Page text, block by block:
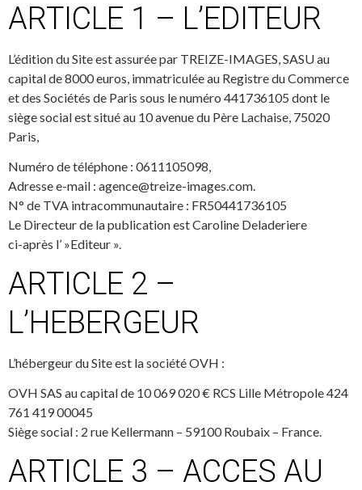
ARTICLE 1 – L’EDITEUR
L’édition du Site est assurée par TREIZE-IMAGES, SASU au
capital de 8000 euros, immatriculée au Registre du Commerce
et des Sociétés de Paris sous le numéro 441736105 dont le
siège social est situé au 10 avenue du Père Lachaise, 75020
Paris,
Numéro de téléphone : 0611105098,
Adresse e-mail : agence@treize-images.com.
N° de TVA intracommunautaire : FR50441736105
Le Directeur de la publication est Caroline Deladeriere
ci-après l’ »Editeur ».
ARTICLE 2 –
L’HEBERGEUR
L’hébergeur du Site est la société OVH :
OVH SAS au capital de 10 069 020 € RCS Lille Métropole 424
761 419 00045
Siège social : 2 rue Kellermann – 59100 Roubaix – France.
ARTICLE 3 – ACCES AU